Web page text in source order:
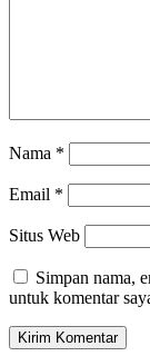
Nama *
Email *
Situs Web
Simpan nama,
untuk komentar